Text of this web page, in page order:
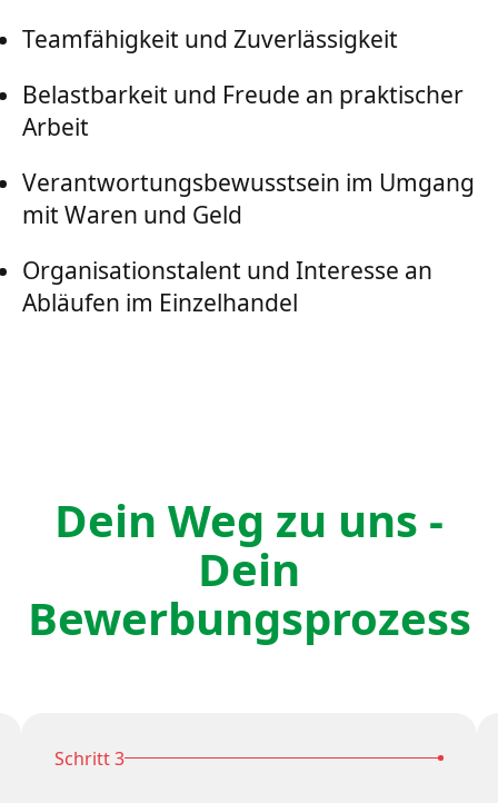
Teamfähigkeit und Zuverlässigkeit
Belastbarkeit und Freude an praktischer
Arbeit
Verantwortungsbewusstsein im Umgang
mit Waren und Geld
Organisationstalent und Interesse an
Abläufen im Einzelhandel
Dein Weg zu uns -
Dein
Bewerbungsprozess
Schritt 3